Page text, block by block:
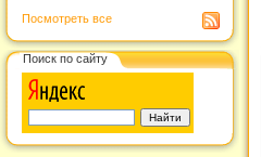
Посмотреть все
Поиск по сайту